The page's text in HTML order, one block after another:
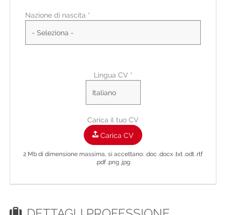
Nazione di nascita *
Lingua CV *
Carica il tuo CV
Carica CV
2 Mb di dimensione massima, si accettano: .doc .docx .txt .odt .rtf
.pdf .png .jpg